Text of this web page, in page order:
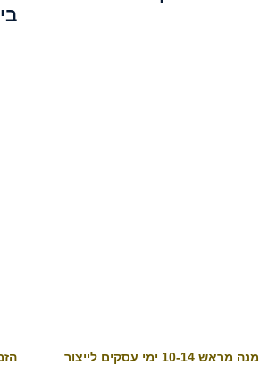
10-14 ימי עסקים לייצור הזמנה